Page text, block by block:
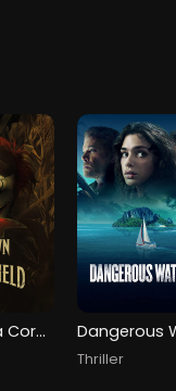
Clown in a Cornfield
Thriller